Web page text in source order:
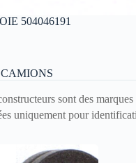
504046191
CAMIONS
sont des marques
uniquement pour